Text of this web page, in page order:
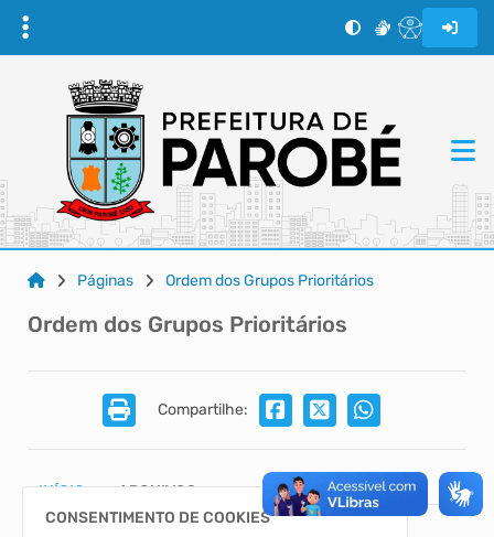
Páginas Ordem dos Grupos Prioritários
Ordem dos Grupos Prioritários
Compartilhe:
INÍCIO ARQUIVOS
CONSENTIMENTO DE COOKIES